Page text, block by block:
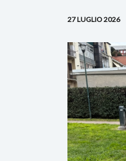
27 LUGLIO 2026